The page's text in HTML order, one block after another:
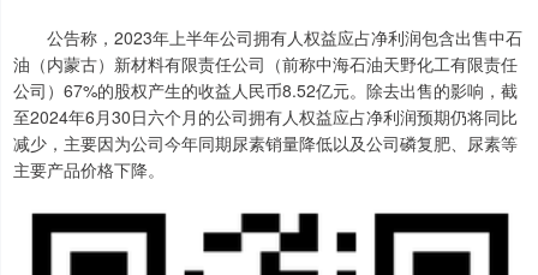
公告称，2023年上半年公司拥有人权益应占净利润包含出售中石
油（内蒙古）新材料有限责任公司（前称中海石油天野化工有限责任
公司）67%的股权产生的收益人民币8.52亿元。除去出售的影响，截
至2024年6月30日六个月的公司拥有人权益应占净利润预期仍将同比
减少，主要因为公司今年同期尿素销量降低以及公司磷复肥、尿素等
主要产品价格下降。